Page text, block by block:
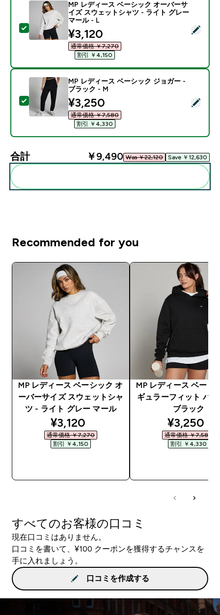
この商品を選択 - MP レディース ベーシック オーバ
MP レディース ベーシック オーバーサ
イズ スウェットシャツ - ライト グレー
マール - L
discounted price
¥3,120‎
通常価格 ￥7,270‎
割引 ￥4,150‎
この商品を選択 - MP レディース ベーシック ジョガ
MP レディース ベーシック ジョガー -
ブラック - M
discounted price
¥3,250‎
通常価格 ￥7,580‎
割引 ￥4,330‎
合計 ￥9,490‎ Was ￥22,120‎ Save ￥12,630‎
Recommended for you
MP レディース ベーシック オ
ーバーサイズ スウェットシャ
ツ - ライト グレー マール
discounted price
¥3,120‎
通常価格 ￥7,270‎
割引 ￥4,150‎
MP レディース ベーシ
ギュラーフィット パ
ブラック
¥3,250‎
通常価格 ￥7,580‎
割引 ￥4,330‎
すべてのお客様の口コミ
現在口コミはありません。
口コミを書いて、¥100 クーポンを獲得するチャンスを
手に入れましょう。
口コミを作成する